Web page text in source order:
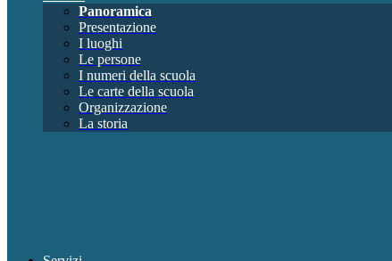
Panoramica
Presentazione
I luoghi
Le persone
I numeri della scuola
Le carte della scuola
Organizzazione
La storia